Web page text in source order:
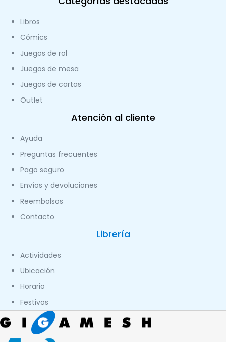
Libros
Cómics
Juegos de rol
Juegos de mesa
Juegos de cartas
Outlet
Atención al cliente
Ayuda
Preguntas frecuentes
Pago seguro
Envíos y devoluciones
Reembolsos
Contacto
Librería
Actividades
Ubicación
Horario
Festivos